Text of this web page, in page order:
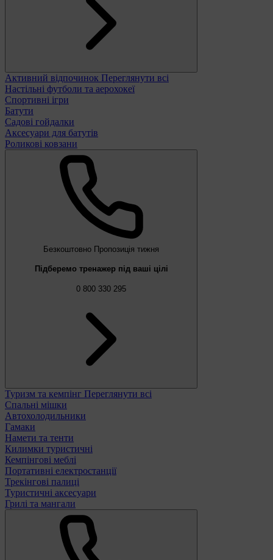
Активний відпочинок Переглянути всі
Настільні футболи та аерохокеї
Спортивні ігри
Батути
Садові гойдалки
Аксесуари для батутів
Роликові ковзани
Безкоштовно Пропозиція тижня
Підберемо тренажер під ваші цілі
0 800 330 295
Туризм та кемпінг Переглянути всі
Спальні мішки
Автохолодильники
Гамаки
Намети та тенти
Килимки туристичні
Кемпінгові меблі
Портативні електростанції
Трекінгові палиці
Туристичні аксесуари
Грилі та мангали